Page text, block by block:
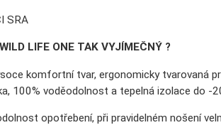
SRA
LIFE ONE TAK VYJÍMEČNÝ ?
komfortní tvar, ergonomicky tvarovaná
100% voděodolnost a tepelná izolace do -
opotřebení, při pravidelném nošení